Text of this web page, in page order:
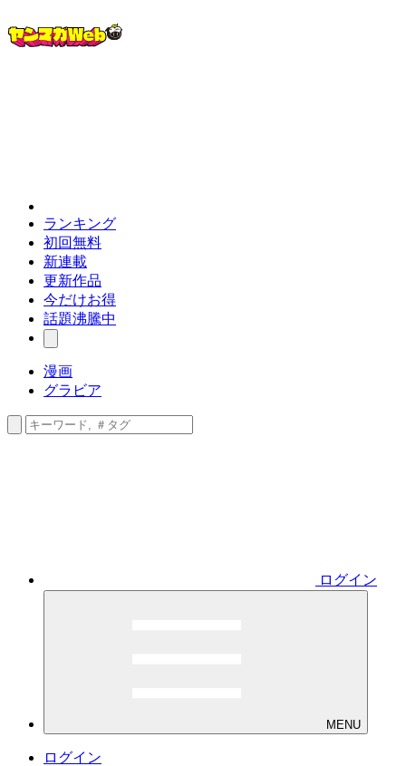
ランキング
初回無料
新連載
更新作品
今だけお得
話題沸騰中
漫画
グラビア
ログイン
MENU
ログイン